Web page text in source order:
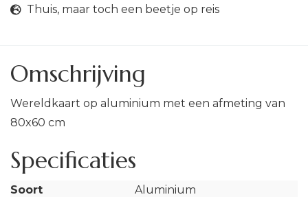
Thuis, maar toch een beetje op reis
Omschrijving
Wereldkaart op aluminium met een afmeting van
80x60 cm
Specificaties
Soort Aluminium